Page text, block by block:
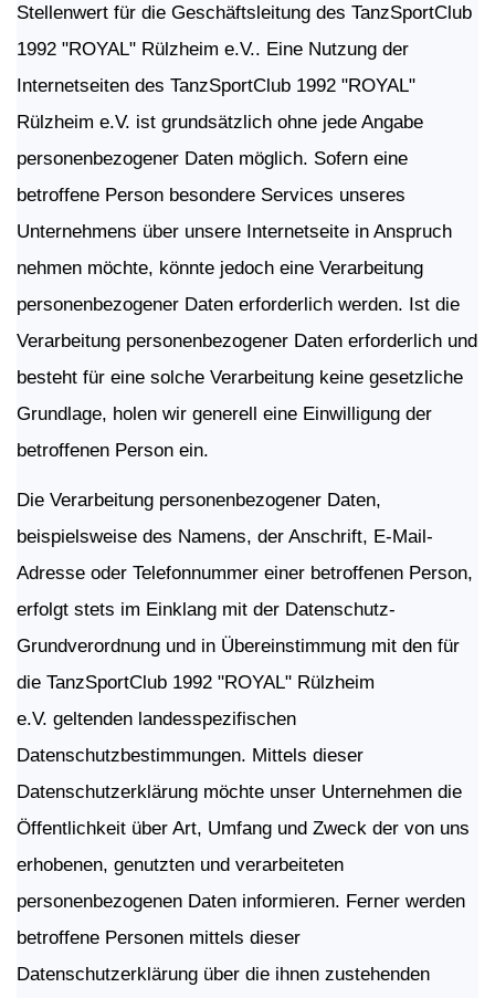
Stellenwert für die Geschäftsleitung des TanzSportClub
1992 "ROYAL" Rülzheim e.V.. Eine Nutzung der
Internetseiten des TanzSportClub 1992 "ROYAL"
Rülzheim e.V. ist grundsätzlich ohne jede Angabe
personenbezogener Daten möglich. Sofern eine
betroffene Person besondere Services unseres
Unternehmens über unsere Internetseite in Anspruch
nehmen möchte, könnte jedoch eine Verarbeitung
personenbezogener Daten erforderlich werden. Ist die
Verarbeitung personenbezogener Daten erforderlich und
besteht für eine solche Verarbeitung keine gesetzliche
Grundlage, holen wir generell eine Einwilligung der
betroffenen Person ein.
Die Verarbeitung personenbezogener Daten,
beispielsweise des Namens, der Anschrift, E-Mail-
Adresse oder Telefonnummer einer betroffenen Person,
erfolgt stets im Einklang mit der Datenschutz-
Grundverordnung und in Übereinstimmung mit den für
die TanzSportClub 1992 "ROYAL" Rülzheim
e.V. geltenden landesspezifischen
Datenschutzbestimmungen. Mittels dieser
Datenschutzerklärung möchte unser Unternehmen die
Öffentlichkeit über Art, Umfang und Zweck der von uns
erhobenen, genutzten und verarbeiteten
personenbezogenen Daten informieren. Ferner werden
betroffene Personen mittels dieser
Datenschutzerklärung über die ihnen zustehenden